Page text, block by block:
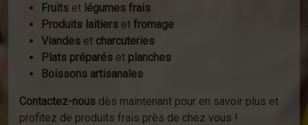
Fruits et légumes frais
Produits laitiers et fromage
Viandes et charcuteries
Plats préparés et planches
Boissons artisanales
Contactez-nous dès maintenant pour en savoir plus et
profitez de produits frais près de chez vous !